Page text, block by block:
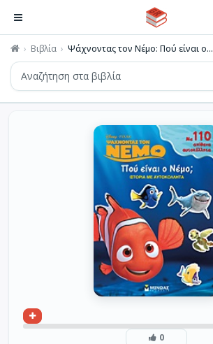
Βιβλία Ψάχνοντας τον Νέμο: Πού είναι ο...
0